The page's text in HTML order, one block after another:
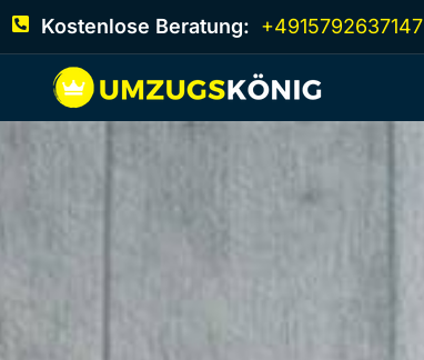
Kostenlose Beratung: +4915792637147